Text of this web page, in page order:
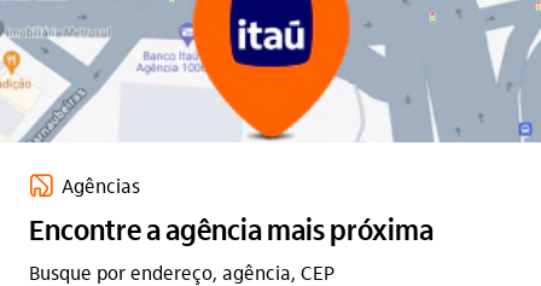
agencia_itau_base Agências
Encontre a agência mais próxima
Busque por endereço, agência, CEP